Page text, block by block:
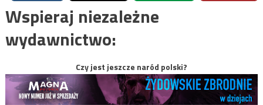
Wspieraj niezależne
wydawnictwo:
Czy jest jeszcze naród polski?